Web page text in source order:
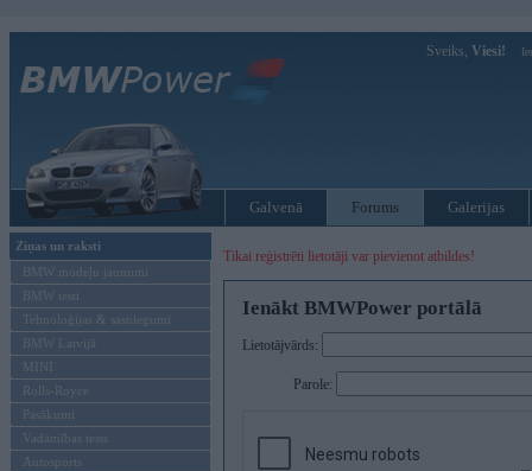
Sveiks, Viesi!
Galvenā Forums Galerijas
Ziņas un raksti
BMW modeļu jaunumi
BMW testi
Tehnoloģijas & sasniegumi
BMW Latvijā
MINI
Rolls-Royce
Pasākumi
Vadāmības tests
Autosports
Tikai reģistrēti lietotāji var pievienot atbildes!
Ienākt BMWPower portālā
Lietotājvārds:
Parole: